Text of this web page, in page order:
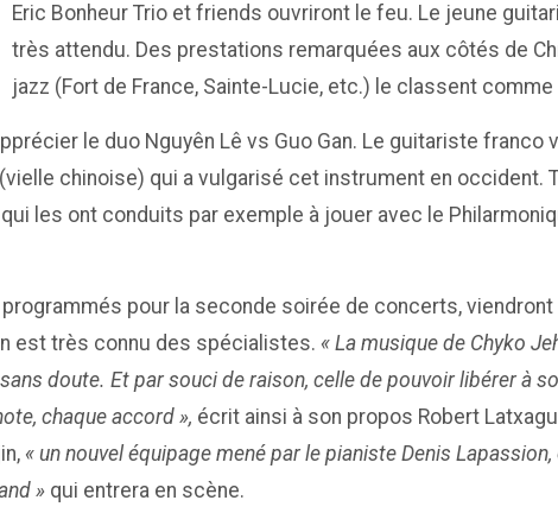
Eric Bonheur Trio et friends ouvriront le feu. Le jeune
très attendu. Des prestations remarquées aux côtés de
jazz (Fort de France, Sainte-Lucie, etc.) le classent comme
le duo Nguyên Lê vs Guo Gan. Le guitariste franco
(vielle chinoise) qui a vulgarisé cet instrument en
les ont conduits par exemple à jouer avec le
pour la seconde soirée de concerts,
est très connu des spécialistes. « La musique de Chyko
doute. Et par souci de raison, celle de pouvoir libérer à
chaque accord », écrit ainsi à son propos Robert
« un nouvel équipage mené par le pianiste Denis
» qui entrera en scène.